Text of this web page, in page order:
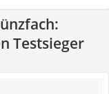
Testsieger